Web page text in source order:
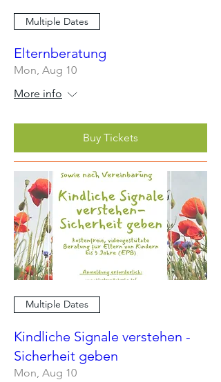
Multiple Dates
Elternberatung
Mon, Aug 10
More info
Buy Tickets
Multiple Dates
Kindliche Signale verstehen -
Sicherheit geben
Mon, Aug 10